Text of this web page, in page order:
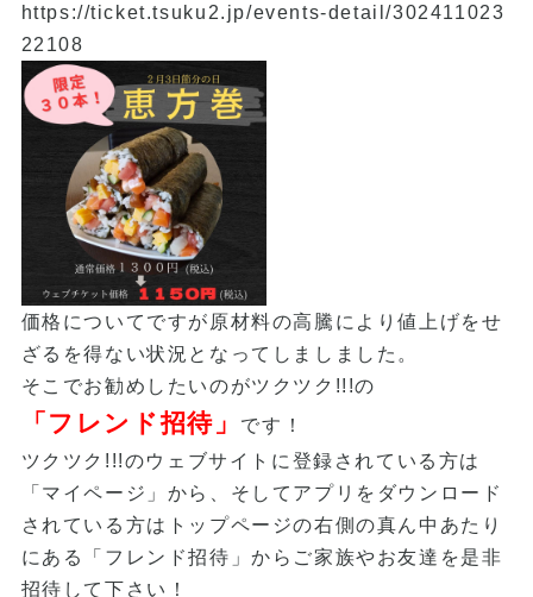
https://ticket.tsuku2.jp/events-detail/302411023
22108
価格についてですが原材料の高騰により値上げをせ
ざるを得ない状況となってしましました。
そこでお勧めしたいのがツクツク!!!の
「フレンド招待」
です！
ツクツク!!!のウェブサイトに登録されている方は
「マイページ」から、そしてアプリをダウンロード
されている方はトップページの右側の真ん中あたり
にある「フレンド招待」からご家族やお友達を是非
招待して下さい！